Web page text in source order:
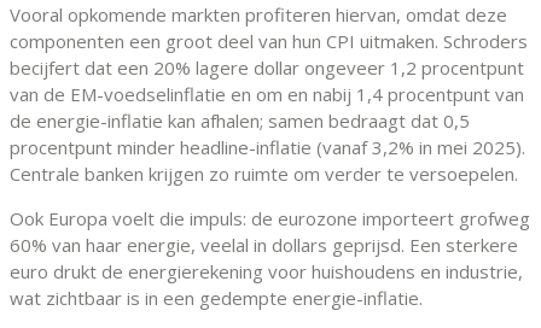
Vooral opkomende markten profiteren hiervan, omdat deze
componenten een groot deel van hun CPI uitmaken. Schroders
becijfert dat een 20% lagere dollar ongeveer 1,2 procentpunt
van de EM-voedselinflatie en om en nabij 1,4 procentpunt van
de energie-inflatie kan afhalen; samen bedraagt dat 0,5
procentpunt minder headline-inflatie (vanaf 3,2% in mei 2025).
Centrale banken krijgen zo ruimte om verder te versoepelen.
Ook Europa voelt die impuls: de eurozone importeert grofweg
60% van haar energie, veelal in dollars geprijsd. Een sterkere
euro drukt de energierekening voor huishoudens en industrie,
wat zichtbaar is in een gedempte energie-inflatie.